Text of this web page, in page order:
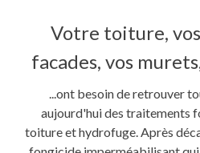
Votre toiture,
facades, vos
...ont besoin de retrouver
aujourd'hui des traitements
toiture et hydrofuge. Après